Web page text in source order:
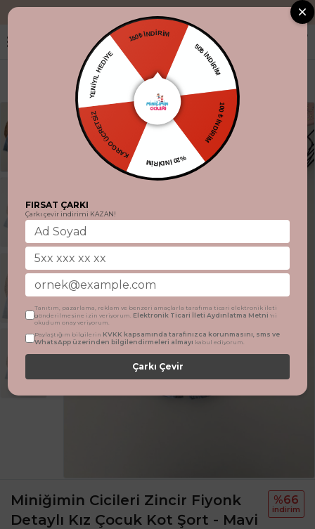
"Aynı gün
Miniğimin Cicileri Zincir Fiyonk
Detaylı Kız Çocuk Kot Şort - Mavi
%66
i̇ndi̇ri̇m
150₺ İNDİRİM
50₺ İNDİRİM
100 ₺ İNDİRİM
%20 İNDİRİM
KARGO ÜCRETSİZ
YENİYIL HEDİYE
FIRSAT ÇARKI
Çarkı çevir indirimi KAZAN!
Tanıtım, pazarlama, reklam ve benzeri amaçlarla tarafıma ticari elektronik ileti
gönderilmesine izin veriyorum. Elektronik Ticari İleti Aydınlatma Metni 'ni
okudum onay veriyorum.
Paylaştığım bilgilerin KVKK kapsamında tarafınızca korunmasını, sms ve
WhatsApp üzerinden bilgilendirmeleri almayı kabul ediyorum.
Çarkı Çevir